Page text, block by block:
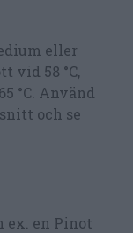
eller
vid 58 °C,
°C. Använd
och se
en Pinot